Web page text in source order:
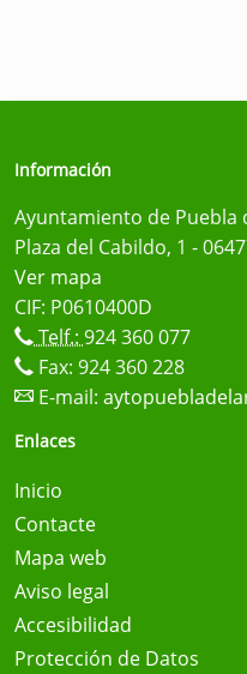
Información
Ayuntamiento de Puebla
Plaza del Cabildo, 1 -
Ver mapa
CIF: P0610400D
Telf.: 924 360 077
Fax: 924 360 228
E-mail:
Enlaces
Inicio
Contacte
Mapa web
Aviso legal
Accesibilidad
Protección de Datos